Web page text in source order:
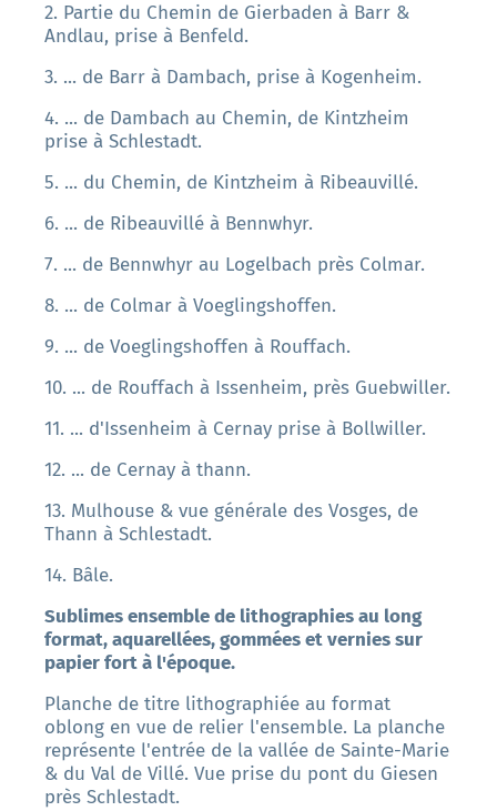
2. Partie du Chemin de Gierbaden à Barr &
Andlau, prise à Benfeld.
3. ... de Barr à Dambach, prise à Kogenheim.
4. ... de Dambach au Chemin, de Kintzheim
prise à Schlestadt.
5. ... du Chemin, de Kintzheim à Ribeauvillé.
6. ... de Ribeauvillé à Bennwhyr.
7. ... de Bennwhyr au Logelbach près Colmar.
8. ... de Colmar à Voeglingshoffen.
9. ... de Voeglingshoffen à Rouffach.
10. ... de Rouffach à Issenheim, près Guebwiller.
11. ... d'Issenheim à Cernay prise à Bollwiller.
12. ... de Cernay à thann.
13. Mulhouse & vue générale des Vosges, de
Thann à Schlestadt.
14. Bâle.
Sublimes ensemble de lithographies au long
format, aquarellées, gommées et vernies sur
papier fort à l'époque.
Planche de titre lithographiée au format
oblong en vue de relier l'ensemble. La planche
représente l'entrée de la vallée de Sainte-Marie
& du Val de Villé. Vue prise du pont du Giesen
près Schlestadt.